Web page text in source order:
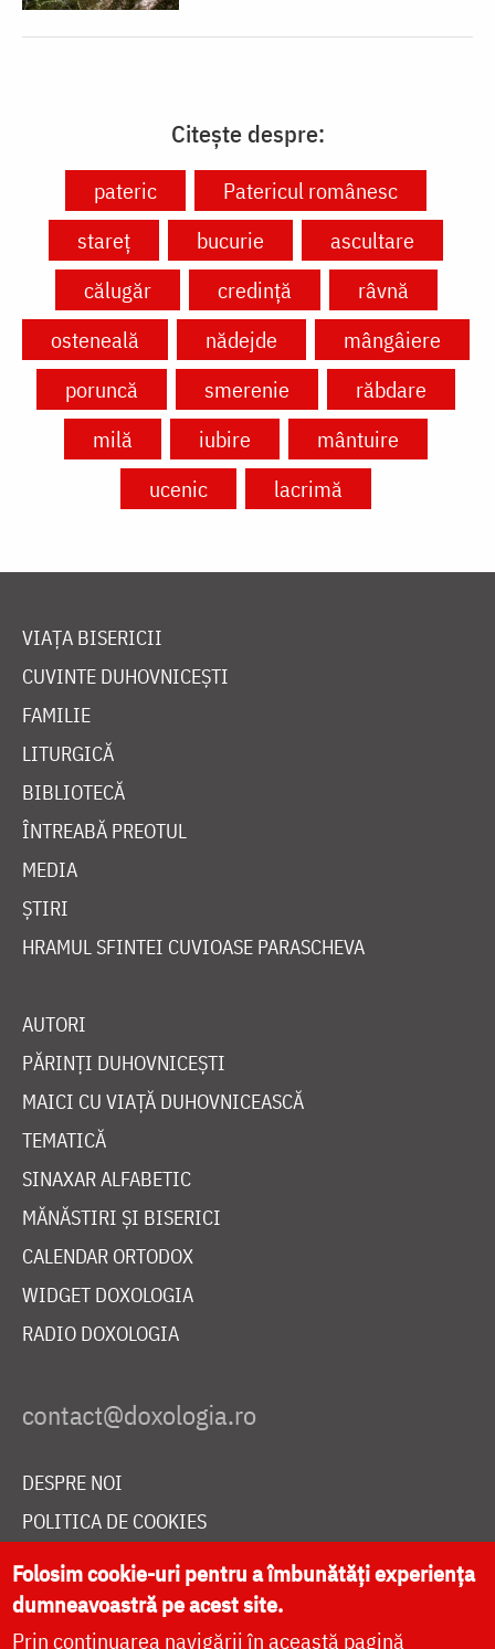
Citește despre:
pateric
Patericul românesc
stareț
bucurie
ascultare
călugăr
credință
râvnă
osteneală
nădejde
mângâiere
poruncă
smerenie
răbdare
milă
iubire
mântuire
ucenic
lacrimă
VIAȚA BISERICII
CUVINTE DUHOVNICEȘTI
FAMILIE
LITURGICĂ
BIBLIOTECĂ
ÎNTREABĂ PREOTUL
MEDIA
ȘTIRI
HRAMUL SFINTEI CUVIOASE PARASCHEVA
AUTORI
PĂRINȚI DUHOVNICEȘTI
MAICI CU VIAȚĂ DUHOVNICEASCĂ
TEMATICĂ
SINAXAR ALFABETIC
MĂNĂSTIRI ȘI BISERICI
CALENDAR ORTODOX
WIDGET DOXOLOGIA
RADIO DOXOLOGIA
DESPRE NOI
POLITICA DE COOKIES
DONEAZĂ ONLINE PENTRU CATEDRALA NAȚIONALĂ
LIVE
Folosim cookie-uri pentru a îmbunătăți experiența
dumneavoastră pe acest site.
Prin continuarea navigării în această pagină